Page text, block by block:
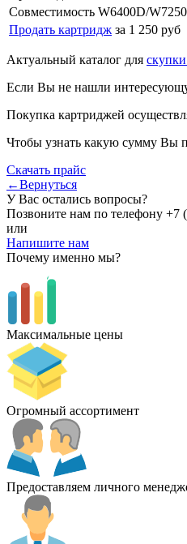
Совместимость W6400D/W7250
Продать картридж за 1 250 руб
Актуальный каталог для
Если Вы не нашли
Покупка картриджей
Чтобы узнать какую сумму Вы
Скачать прайс
←Вернуться
У Вас остались вопросы?
Позвоните нам по телефону +7
или
Напишите нам
Почему именно мы?
Максимальные цены
Огромный ассортимент
Предоставляем личного